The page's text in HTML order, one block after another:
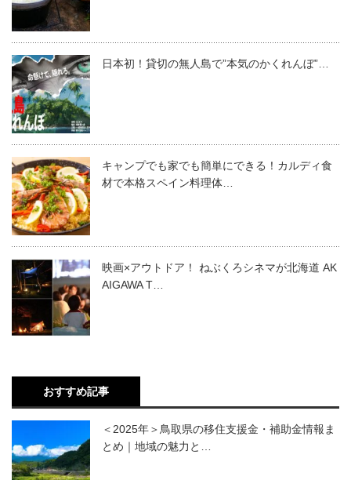
日本初！貸切の無人島で”本気のかくれんぼ”…
キャンプでも家でも簡単にできる！カルディ食
材で本格スペイン料理体…
映画×アウトドア！ ねぶくろシネマが北海道 AK
AIGAWA T…
おすすめ記事
＜2025年＞鳥取県の移住支援金・補助金情報ま
とめ｜地域の魅力と…